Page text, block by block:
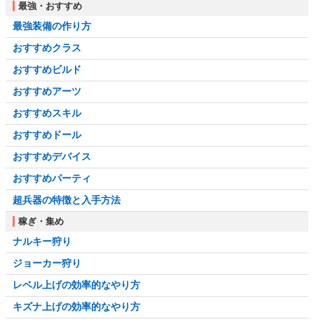
最強・おすすめ
最強装備の作り方
おすすめクラス
おすすめビルド
おすすめアーツ
おすすめスキル
おすすめドール
おすすめデバイス
おすすめパーティ
超兵器の特徴と入手方法
稼ぎ・集め
ナルキー狩り
ジョーカー狩り
レベル上げの効率的なやり方
キズナ上げの効率的なやり方